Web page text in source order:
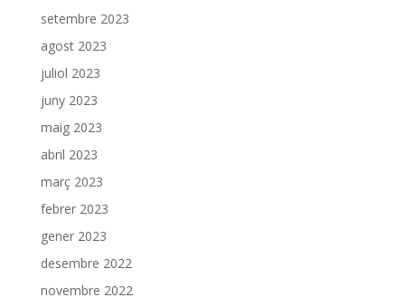
setembre 2023
agost 2023
juliol 2023
juny 2023
maig 2023
abril 2023
març 2023
febrer 2023
gener 2023
desembre 2022
novembre 2022